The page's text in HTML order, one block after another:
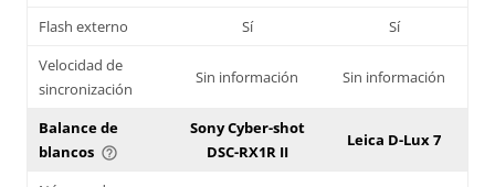
Flash externo
Sí
Sí
Velocidad de
sincronización
Sin información Sin información
Balance de
blancos help_outline
Sony Cyber-shot
DSC-RX1R II
Leica D-Lux 7